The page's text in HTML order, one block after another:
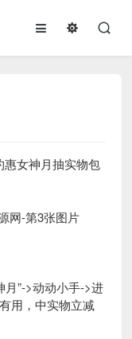
女神月抽实物包
月”->动动小手->进
用，中实物立减